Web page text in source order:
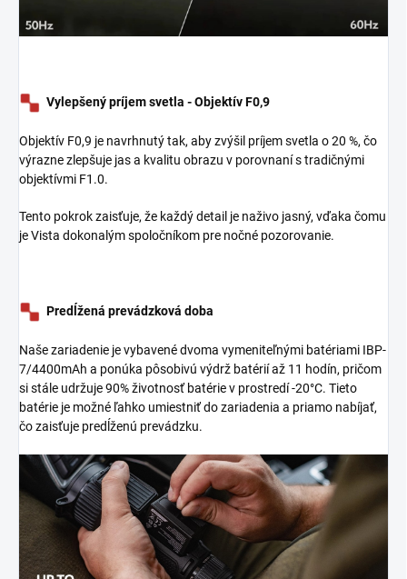
Vylepšený príjem svetla - Objektív F0,9
Objektív F0,9 je navrhnutý tak, aby zvýšil príjem svetla o 20 %, čo
výrazne zlepšuje jas a kvalitu obrazu v porovnaní s tradičnými
objektívmi F1.0.
Tento pokrok zaisťuje, že každý detail je naživo jasný, vďaka čomu
je Vista dokonalým spoločníkom pre nočné pozorovanie.
Predĺžená prevádzková doba
Naše zariadenie je vybavené dvoma vymeniteľnými batériami IBP-
7/4400mAh a ponúka pôsobivú výdrž batérií až 11 hodín, pričom
si stále udržuje 90% životnosť batérie v prostredí -20°C. Tieto
batérie je možné ľahko umiestniť do zariadenia a priamo nabíjať,
čo zaisťuje predĺženú prevádzku.